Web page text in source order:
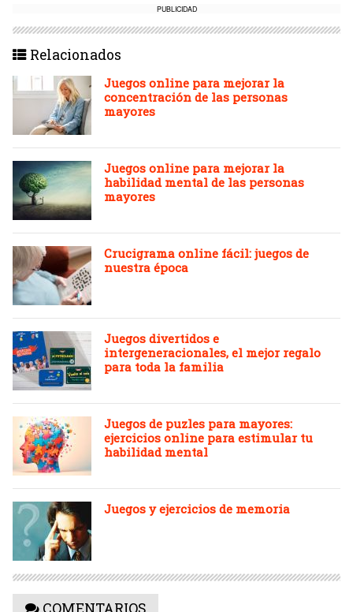
PUBLICIDAD
Relacionados
Juegos online para mejorar la
concentración de las personas
mayores
Juegos online para mejorar la
habilidad mental de las personas
mayores
Crucigrama online fácil: juegos de
nuestra época
Juegos divertidos e
intergeneracionales, el mejor regalo
para toda la familia
Juegos de puzles para mayores:
ejercicios online para estimular tu
habilidad mental
Juegos y ejercicios de memoria
COMENTARIOS